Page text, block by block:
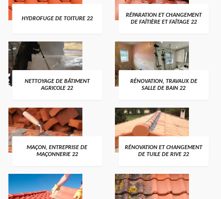
HYDROFUGE DE TOITURE 22
RÉPARATION ET CHANGEMENT
DE FAÎTIÈRE ET FAÎTAGE 22
NETTOYAGE DE BÂTIMENT
AGRICOLE 22
RÉNOVATION, TRAVAUX DE
SALLE DE BAIN 22
MAÇON, ENTREPRISE DE
MAÇONNERIE 22
RÉNOVATION ET CHANGEMENT
DE TUILE DE RIVE 22